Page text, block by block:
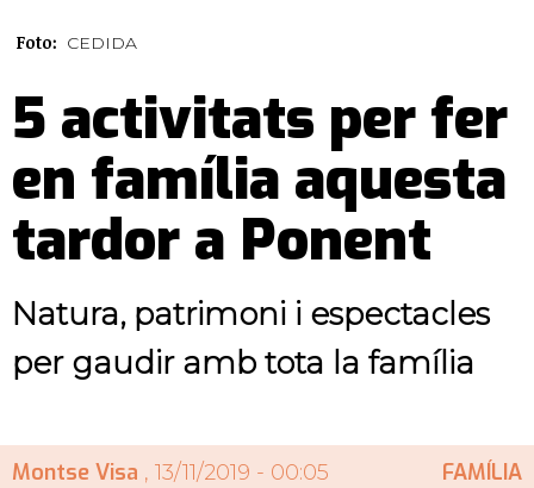
Foto: CEDIDA
5 activitats per fer
en família aquesta
tardor a Ponent
Natura, patrimoni i espectacles
per gaudir amb tota la família
Montse Visa , 13/11/2019 - 00:05 FAMÍLIA